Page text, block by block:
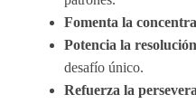
Fomenta la
Potencia la
desafío único.
Refuerza la